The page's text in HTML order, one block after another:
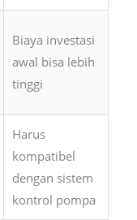
Biaya investasi
awal bisa lebih
tinggi
Harus
kompatibel
dengan sistem
kontrol pompa